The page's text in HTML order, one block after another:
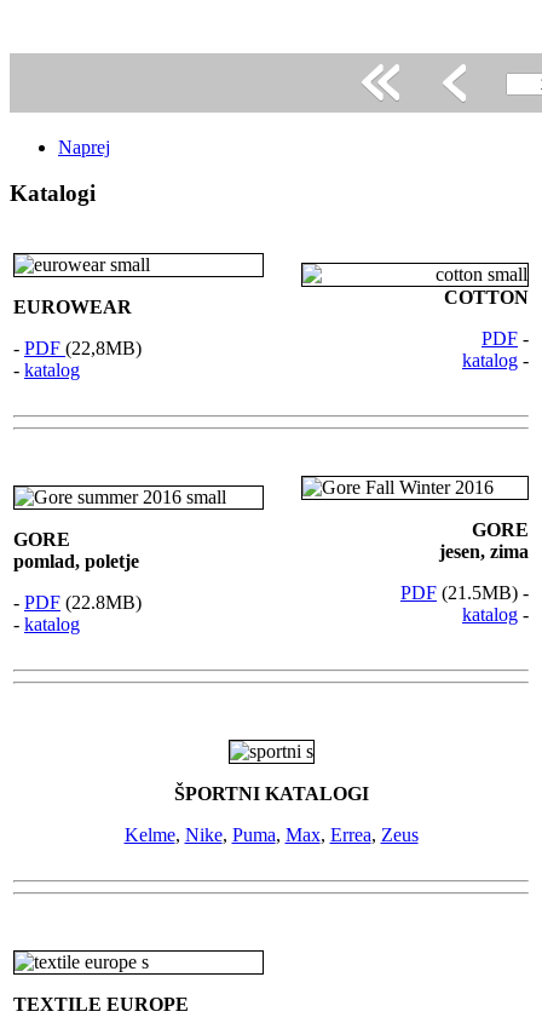
Naprej
Katalogi
EUROWEAR
- PDF (22,8MB)
- katalog
COTTON
PDF -
katalog -
GORE
pomlad, poletje
- PDF (22.8MB)
- katalog
GORE
jesen, zima
PDF (21.5MB) -
katalog -
ŠPORTNI KATALOGI
Kelme, Nike, Puma, Max, Errea, Zeus
TEXTILE EUROPE